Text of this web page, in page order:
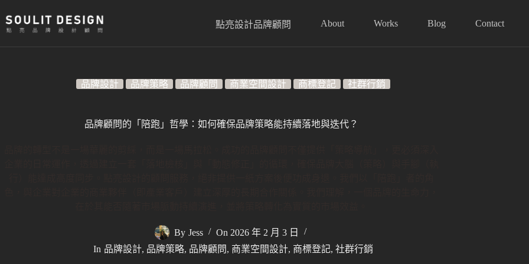
至
主
點亮設計品牌顧問 About Works Blog Contact
品牌設計 品牌策略 品牌顧問 商業空間設計 商標登記 社群行銷
品牌顧問的「陪跑」哲學：如何確保品牌策略能持續落地與迭代？
By Jess On 2026 年 2 月 3 日
In 品牌設計, 品牌策略, 品牌顧問, 商業空間設計, 商標登記, 社群行銷